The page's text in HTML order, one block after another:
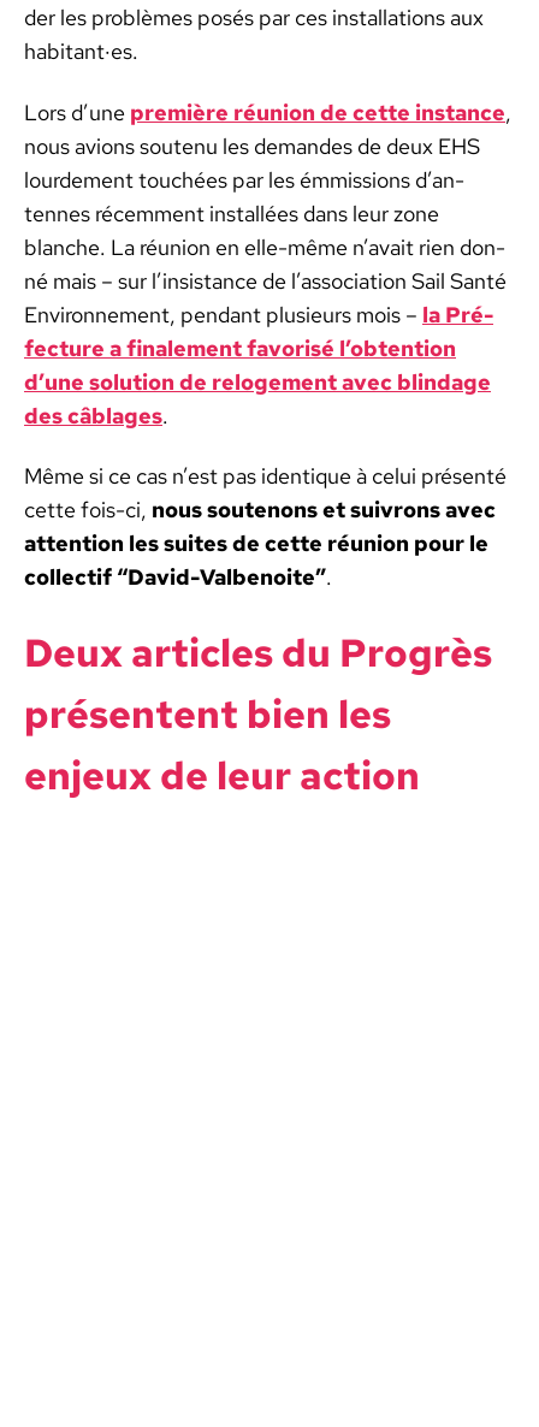
der les prob­lèmes posés par ces instal­la­tions aux
habitant·es.
Lors d’une pre­mière réu­nion de cette instance,
nous avions soutenu les deman­des de deux EHS
lour­de­ment touchées par les émmis­sions d’an­
tennes récem­ment instal­lées dans leur zone
blanche. La réu­nion en elle-même n’avait rien don­
né mais – sur l’in­sis­tance de l’as­so­ci­a­tion Sail San­té
Envi­ron­nement, pen­dant plusieurs mois – la Pré­
fec­ture a finale­ment favorisé l’ob­ten­tion
d’une solu­tion de rel­o­ge­ment avec blindage
des câblages.
Même si ce cas n’est pas iden­tique à celui présen­té
cette fois-ci, nous soutenons et suiv­rons avec
atten­tion les suites de cette réu­nion pour le
col­lec­tif “David-Val­benoite”.
Deux arti­cles du Pro­grès
présen­tent bien les
enjeux de leur action